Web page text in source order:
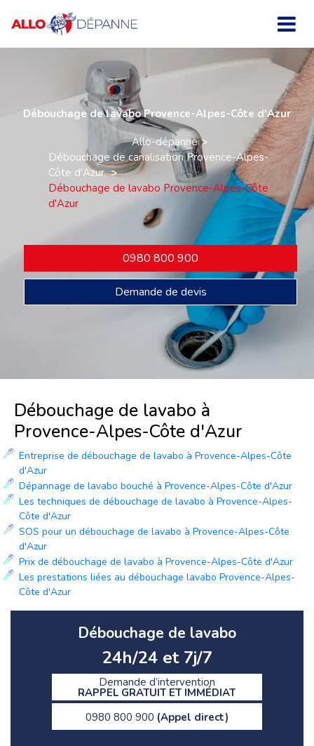
Débouchage de lavabo Provence-Alpes-Côte d'Azur
Allo-dépanne
Débouchage de canalisation Provence-Alpes-
Côte d'Azur
Débouchage de lavabo Provence-Alpes-Côte
d'Azur
0980 800 900
Demande de devis
Débouchage de lavabo à
Provence-Alpes-Côte d'Azur
Entreprise de débouchage de lavabo à Provence-Alpes-Côte
d'Azur
Dépannage de lavabo bouché à Provence-Alpes-Côte d'Azur
Les techniques de débouchage de lavabo à Provence-Alpes-
Côte d'Azur
SOS pour un débouchage de lavabo à Provence-Alpes-Côte
d'Azur
Prix de débouchage de lavabo à Provence-Alpes-Côte d'Azur
Les prestations liées au débouchage lavabo Provence-Alpes-
Côte d'Azur
Débouchage de lavabo
24h/24 et 7j/7
Demande d’intervention
RAPPEL GRATUIT ET IMMÉDIAT
0980 800 900 (Appel direct)